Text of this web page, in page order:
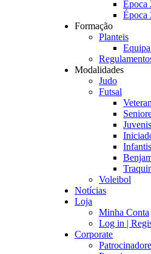
Época
Época
Formação
Planteis
Modalidades
Judo
Futsal
Juvenis
Infantis
Voleibol
Notícias
Loja
Minha Conta
Log in |
Corporate